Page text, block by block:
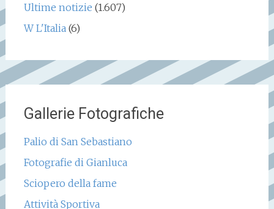
Ultime notizie (1.607)
W L'Italia (6)
Gallerie Fotografiche
Palio di San Sebastiano
Fotografie di Gianluca
Sciopero della fame
Attività Sportiva